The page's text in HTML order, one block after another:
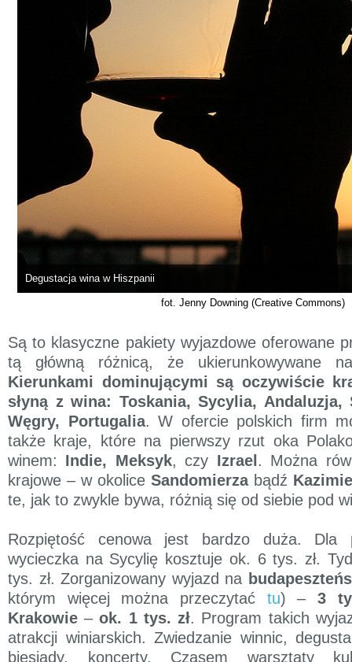
Degustacja wina w Hiszpanii
fot. Jenny Downing (Creative Commons)
Są to klasyczne pakiety wyjazdowe oferowane
tą główną różnicą, że ukierunkowywane
Kierunkami dominującymi są oczywiście
słyną z wina: Toskania, Sycylia, Andaluzja,
Węgry, Portugalia. W ofercie polskich firm
także kraje, które na pierwszy rzut oka
winem: Indie, Meksyk, czy Izrael. Można
krajowe – w okoliceSandomierzabądź
te, jak to zwykle bywa, różnią się od siebie pod
Rozpiętość cenowa jest bardzo duża. Dla
wycieczka na Sycylię kosztuje ok. 6 tys. zł.
tys. zł. Zorganizowany wyjazd na
którym więcej można przeczytać tu) – 3
Krakowie –ok. 1 tys. zł. Program takich
atrakcji winiarskich. Zwiedzanie winnic,
biesiady, koncerty. Czasem warsztaty